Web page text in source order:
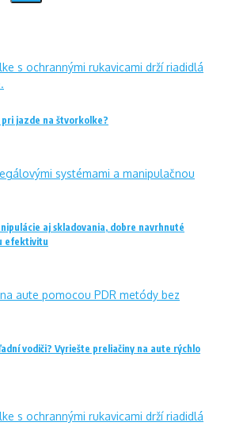
jazde na štvorkolke?
aj skladovania, dobre navrhnuté
efektivitu
vodiči? Vyriešte preliačiny na aute rýchlo